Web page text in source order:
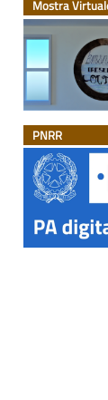
Mostra
PNRR